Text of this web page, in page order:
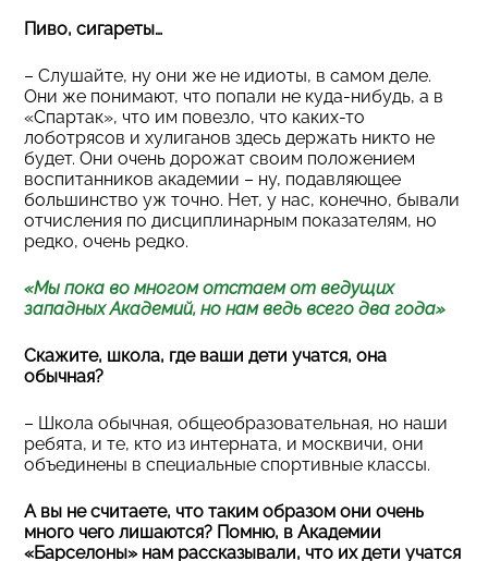
Пиво, сигареты…
– Слушайте, ну они же не идиоты, в самом деле.
Они же понимают, что попали не куда-нибудь, а в
«Спартак», что им повезло, что каких-то
лоботрясов и хулиганов здесь держать никто не
будет. Они очень дорожат своим положением
воспитанников академии – ну, подавляющее
большинство уж точно. Нет, у нас, конечно, бывали
отчисления по дисциплинарным показателям, но
редко, очень редко.
«Мы пока во многом отстаем от ведущих
западных Академий, но нам ведь всего два года»
Скажите, школа, где ваши дети учатся, она
обычная?
– Школа обычная, общеобразовательная, но наши
ребята, и те, кто из интерната, и москвичи, они
объединены в специальные спортивные классы.
А вы не считаете, что таким образом они очень
много чего лишаются? Помню, в Академии
«Барселоны» нам рассказывали, что их дети учатся